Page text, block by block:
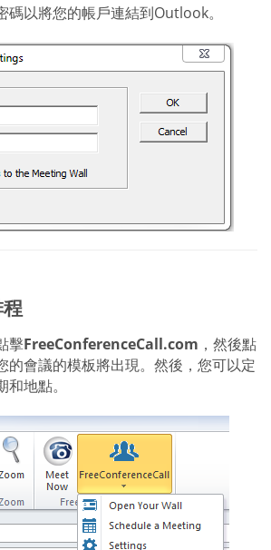
碼以將您的帳戶連結到Outlook。
擊FreeConferenceCall.com ，然後點
的會議的模板將出現。然後，您可以定
地點。